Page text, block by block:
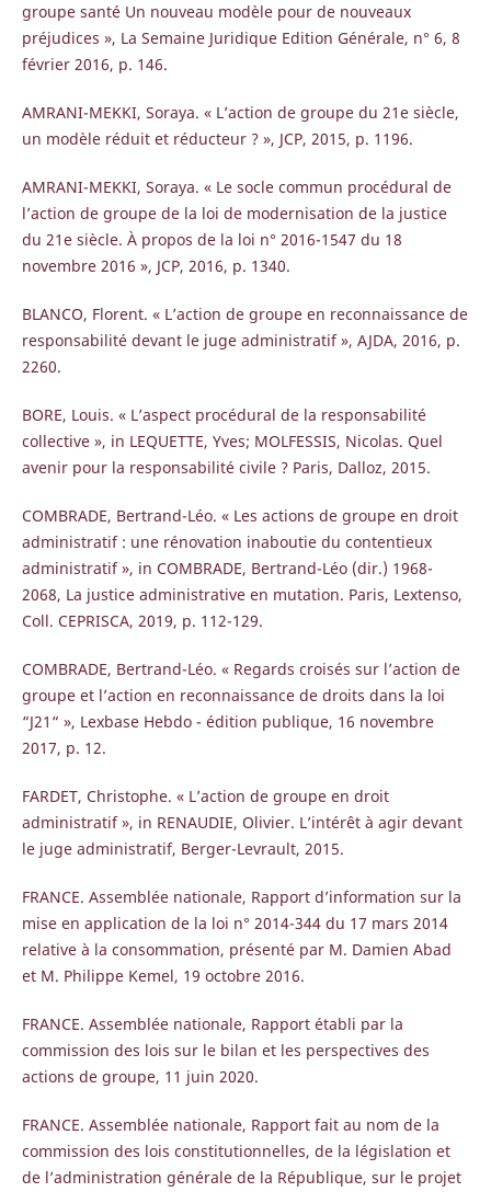
groupe santé Un nouveau modèle pour de nouveaux
préjudices », La Semaine Juridique Edition Générale, n° 6, 8
février 2016, p. 146.
AMRANI-MEKKI, Soraya. « L’action de groupe du 21e siècle,
un modèle réduit et réducteur ? », JCP, 2015, p. 1196.
AMRANI-MEKKI, Soraya. « Le socle commun procédural de
l’action de groupe de la loi de modernisation de la justice
du 21e siècle. À propos de la loi n° 2016-1547 du 18
novembre 2016 », JCP, 2016, p. 1340.
BLANCO, Florent. « L’action de groupe en reconnaissance de
responsabilité devant le juge administratif », AJDA, 2016, p.
2260.
BORE, Louis. « L’aspect procédural de la responsabilité
collective », in LEQUETTE, Yves; MOLFESSIS, Nicolas. Quel
avenir pour la responsabilité civile ? Paris, Dalloz, 2015.
COMBRADE, Bertrand-Léo. « Les actions de groupe en droit
administratif : une rénovation inaboutie du contentieux
administratif », in COMBRADE, Bertrand-Léo (dir.) 1968-
2068, La justice administrative en mutation. Paris, Lextenso,
Coll. CEPRISCA, 2019, p. 112-129.
COMBRADE, Bertrand-Léo. « Regards croisés sur l’action de
groupe et l’action en reconnaissance de droits dans la loi
“J21“ », Lexbase Hebdo - édition publique, 16 novembre
2017, p. 12.
FARDET, Christophe. « L’action de groupe en droit
administratif », in RENAUDIE, Olivier. L’intérêt à agir devant
le juge administratif, Berger-Levrault, 2015.
FRANCE. Assemblée nationale, Rapport d’information sur la
mise en application de la loi n° 2014-344 du 17 mars 2014
relative à la consommation, présenté par M. Damien Abad
et M. Philippe Kemel, 19 octobre 2016.
FRANCE. Assemblée nationale, Rapport établi par la
commission des lois sur le bilan et les perspectives des
actions de groupe, 11 juin 2020.
FRANCE. Assemblée nationale, Rapport fait au nom de la
commission des lois constitutionnelles, de la législation et
de l’administration générale de la République, sur le projet